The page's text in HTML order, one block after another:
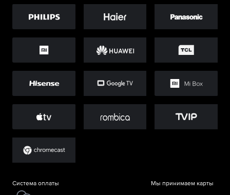
Система оплаты Мы принимаем карты